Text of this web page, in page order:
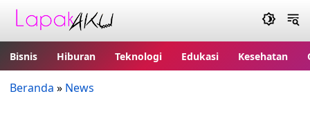
Bisnis Hiburan Teknologi Edukasi Kesehatan
Beranda » News